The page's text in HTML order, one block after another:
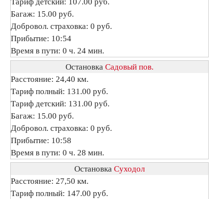
Багаж: 15.00 руб.
Добровол. страховка: 0 руб.
Прибытие: 10:54
Время в пути: 0 ч. 24 мин.
Остановка Садовый пов.
Расстояние: 24,40 км.
Тариф полный: 131.00 руб.
Тариф детский: 131.00 руб.
Багаж: 15.00 руб.
Добровол. страховка: 0 руб.
Прибытие: 10:58
Время в пути: 0 ч. 28 мин.
Остановка Суходол
Расстояние: 27,50 км.
Тариф полный: 147.00 руб.